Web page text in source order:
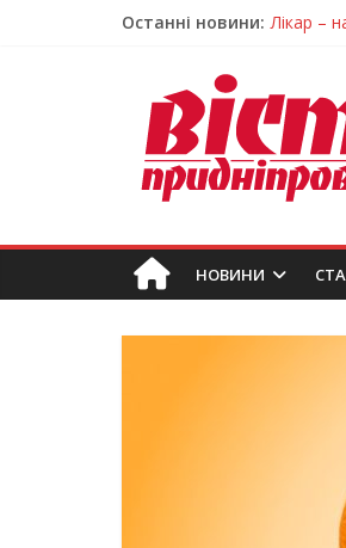
Останні новини: Лікар –
Пошуки
НОВИНИ